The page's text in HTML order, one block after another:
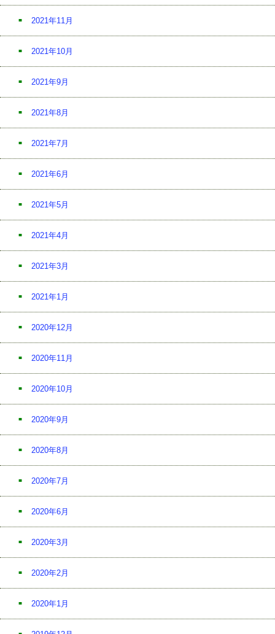
2021年11月
2021年10月
2021年9月
2021年8月
2021年7月
2021年6月
2021年5月
2021年4月
2021年3月
2021年1月
2020年12月
2020年11月
2020年10月
2020年9月
2020年8月
2020年7月
2020年6月
2020年3月
2020年2月
2020年1月